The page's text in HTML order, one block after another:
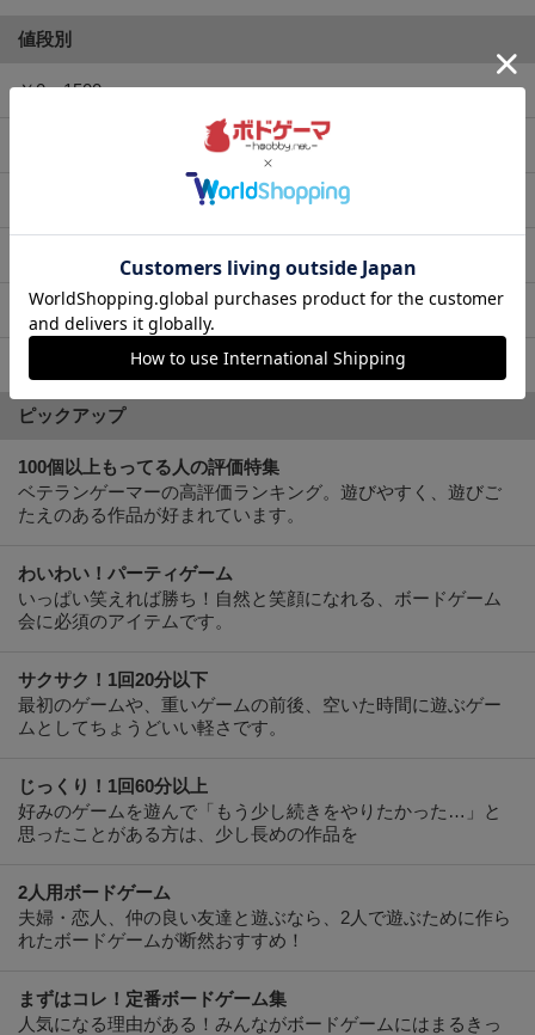
値段別
￥0〜1500
￥5000〜7000
ピックアップ
100個以上もってる人の評価特集
ベテランゲーマーの高評価ランキング。遊びやすく、遊びご
たえのある作品が好まれています。
わいわい！パーティゲーム
いっぱい笑えれば勝ち！自然と笑顔になれる、ボードゲーム
会に必須のアイテムです。
サクサク！1回20分以下
最初のゲームや、重いゲームの前後、空いた時間に遊ぶゲー
ムとしてちょうどいい軽さです。
じっくり！1回60分以上
好みのゲームを遊んで「もう少し続きをやりたかった…」と
思ったことがある方は、少し長めの作品を
2人用ボードゲーム
夫婦・恋人、仲の良い友達と遊ぶなら、2人で遊ぶために作ら
れたボードゲームが断然おすすめ！
まずはコレ！定番ボードゲーム集
人気になる理由がある！みんながボードゲームにはまるきっ